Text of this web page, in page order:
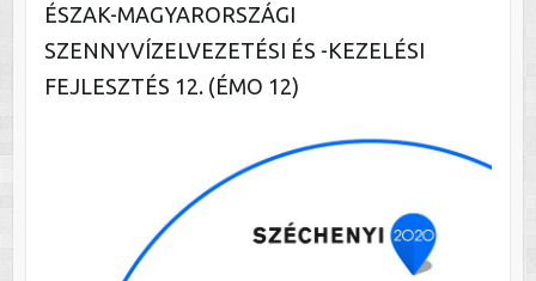
ÉSZAK-MAGYARORSZÁGI
SZENNYVÍZELVEZETÉSI ÉS -KEZELÉSI
FEJLESZTÉS 12. (ÉMO 12)